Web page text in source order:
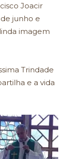
Joacir
junho e
imagem
Trindade
e a vida